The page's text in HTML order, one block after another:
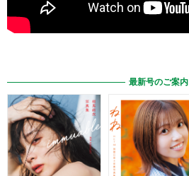
最新号のご案内